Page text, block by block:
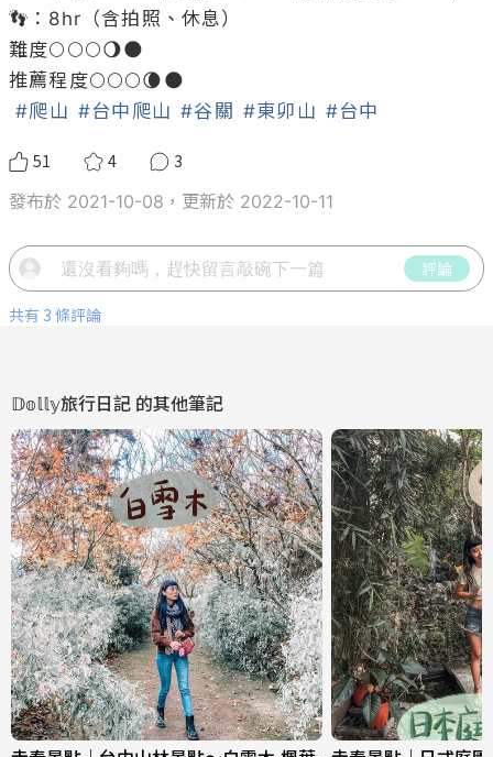
👣：8hr（含拍照、休息）
難度🌕🌕🌕🌖🌑
推薦程度🌕🌕🌕🌘🌑
#爬山 #台中爬山 #谷關 #東卯山 #台中
51 4
3
發布於 2021-10-08，更新於 2022-10-11
評論
共有 3 條評論
𝔻𝕠𝕝𝕝𝕪旅行日記 的其他筆記